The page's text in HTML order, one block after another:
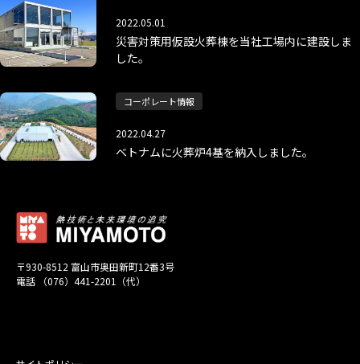
2022.05.01
災害対策用仮設火葬棟を当社工場内に建設しま
した。
コーポレート情報
2022.04.27
ベトナムに火葬炉4基を納入しました。
〒930-8512 富山市奥田新町12番3号
電話 （076）441-2201（代）